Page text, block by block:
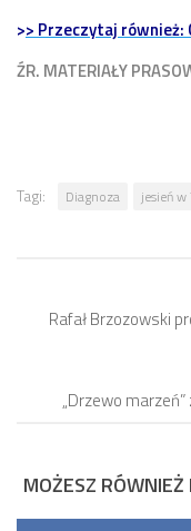
>> Przeczytaj również:
ŹR. MATERIAŁY
Tagi: Diagnoza jesień w
Rafał Brzozowski
„Drzewo
MOŻESZ